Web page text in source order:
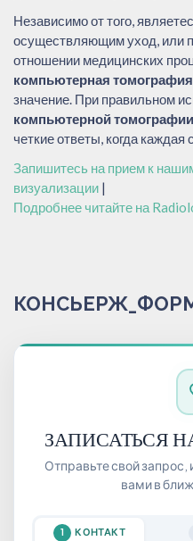
Независимо от того,
осуществляющим уход, или
отношении медицинских
компьютерная томография
значение. При правильном
компьютерной томографии
четкие ответы, когда каждая
Запишитесь на прием к
визуализации |
Подробнее читайте на
ЗАПИСАТЬСЯ
Отправьте свой
вами в
1 КОНТАКТ